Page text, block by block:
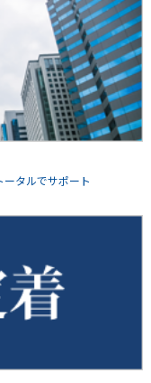
タルでサポート